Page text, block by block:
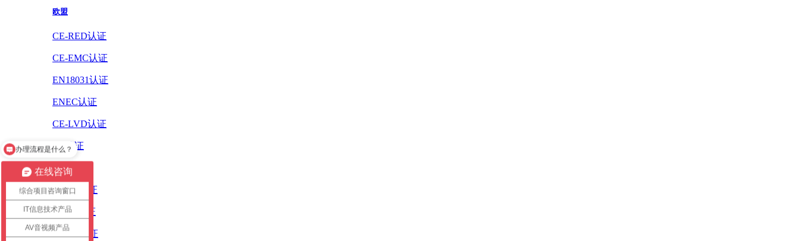
欧盟
CE-RED认证
CE-EMC认证
EN18031认证
ENEC认证
CE-LVD认证
CE认证
ErP认证
ROHS认证
PAHS认证
WEEE认证
在线咨询
综合项目咨询窗口
IT信息技术产品
AV音视频产品
怎么办理认证？
办理流程是什么？